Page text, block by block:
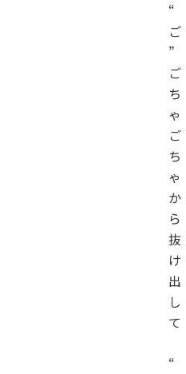
“
ご
”
ご
ち
ゃ
ご
ち
ゃ
か
ら
抜
け
出
し
て
“